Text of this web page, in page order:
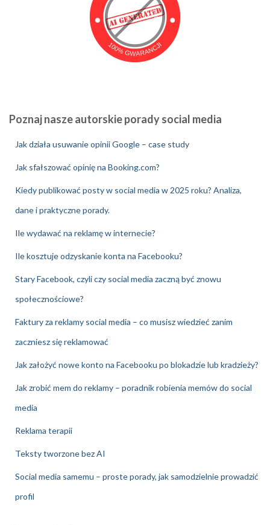
Poznaj nasze autorskie porady social media
Jak działa usuwanie opinii Google – case study
Jak sfałszować opinię na Booking.com?
Kiedy publikować posty w social media w 2025 roku? Analiza,
dane i praktyczne porady.
Ile wydawać na reklamę w internecie?
Ile kosztuje odzyskanie konta na Facebooku?
Stary Facebook, czyli czy social media zaczną być znowu
społecznościowe?
Faktury za reklamy social media – co musisz wiedzieć zanim
zaczniesz się reklamować
Jak założyć nowe konto na Facebooku po blokadzie lub kradzieży?
Jak zrobić mem do reklamy – poradnik robienia memów do social
media
Reklama terapii
Teksty tworzone bez AI
Social media samemu – proste porady, jak samodzielnie prowadzić
profil